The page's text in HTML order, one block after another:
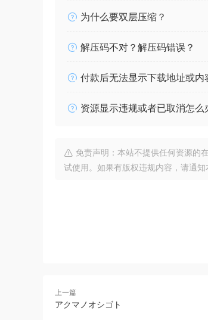
为什么要双层压缩？
解压码不对？解压码错误？
付款后无法显示下载地址或内
资源显示违规或者已取消怎么
免责声明：本站不提供任何资源的
试使用。如果有版权违规内容，请通知
上一篇
アクマノオシゴト